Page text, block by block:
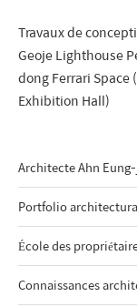
Travaux de
Geoje Lighthouse
dong Ferrari
Exhibition Hall)
Architecte Ahn
Portfolio
École des
Connaissances